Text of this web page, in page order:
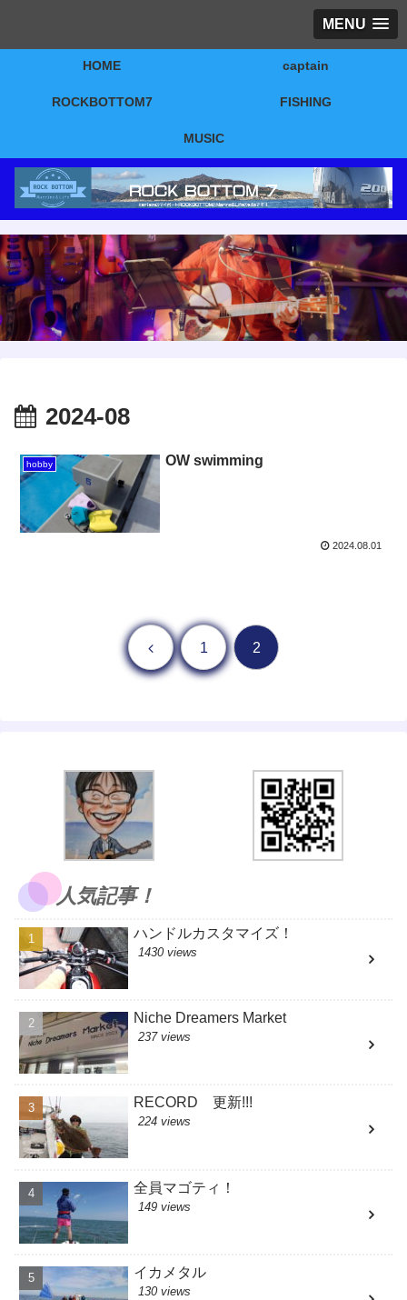
MENU
HOME captain
ROCKBOTTOM7 FISHING
MUSIC
2024-08
hobby OW swimming
2024.08.01
前へ 1 2
人気記事！
ハンドルカスタマイズ！
1430 views
Niche Dreamers Market
237 views
RECORD 更新!!!
224 views
全員マゴティ！
149 views
イカメタル
130 views